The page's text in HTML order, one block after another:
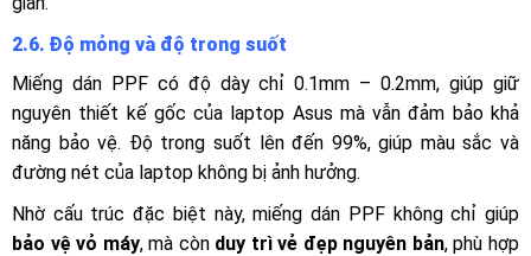
2.6. Độ mỏng và độ trong suốt
Miếng dán PPF có độ dày chỉ 0.1mm – 0.2mm, giúp giữ
nguyên thiết kế gốc của laptop Asus mà vẫn đảm bảo khả
năng bảo vệ. Độ trong suốt lên đến 99%, giúp màu sắc và
đường nét của laptop không bị ảnh hưởng.
Nhờ cấu trúc đặc biệt này, miếng dán PPF không chỉ giúp
bảo vệ vỏ máy, mà còn duy trì vẻ đẹp nguyên bản, phù hợp